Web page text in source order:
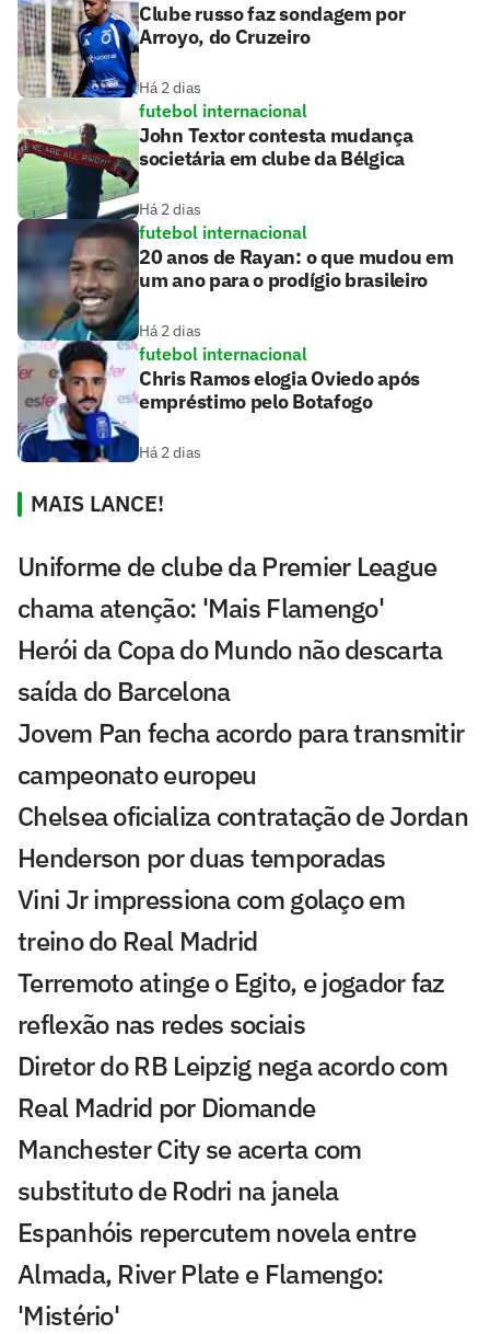
Clube russo faz sondagem por
Arroyo, do Cruzeiro
Há 2 dias
futebol internacional
John Textor contesta mudança
societária em clube da Bélgica
Há 2 dias
futebol internacional
20 anos de Rayan: o que mudou em
um ano para o prodígio brasileiro
Há 2 dias
futebol internacional
Chris Ramos elogia Oviedo após
empréstimo pelo Botafogo
Há 2 dias
MAIS LANCE!
Uniforme de clube da Premier League
chama atenção: 'Mais Flamengo'
Herói da Copa do Mundo não descarta
saída do Barcelona
Jovem Pan fecha acordo para transmitir
campeonato europeu
Chelsea oficializa contratação de Jordan
Henderson por duas temporadas
Vini Jr impressiona com golaço em
treino do Real Madrid
Terremoto atinge o Egito, e jogador faz
reflexão nas redes sociais
Diretor do RB Leipzig nega acordo com
Real Madrid por Diomande
Manchester City se acerta com
substituto de Rodri na janela
Espanhóis repercutem novela entre
Almada, River Plate e Flamengo:
'Mistério'